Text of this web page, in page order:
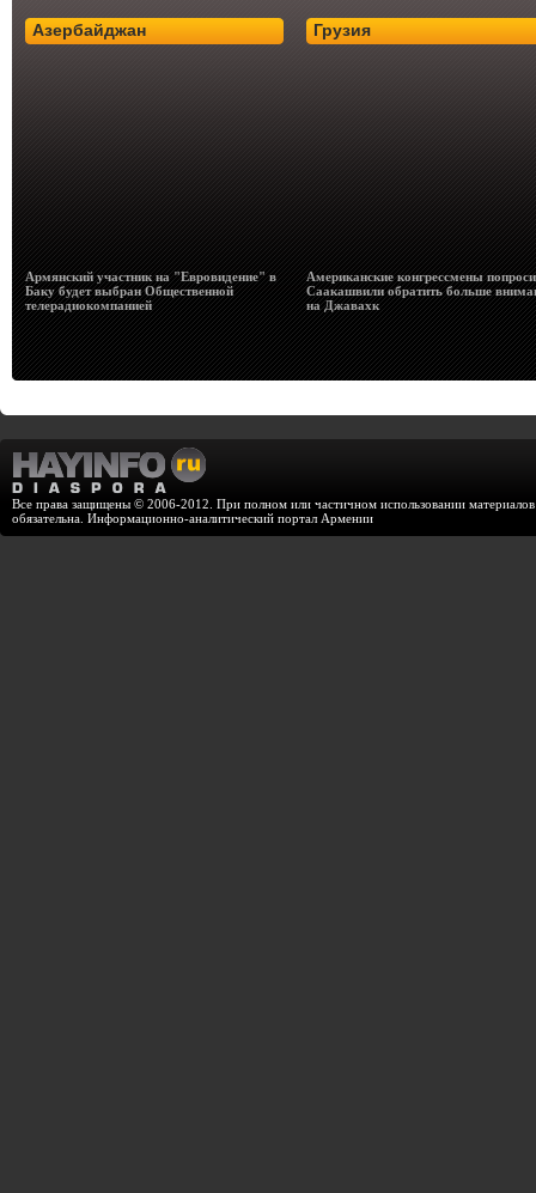
Азербайджан
Армянский участник на "Евровидение" в
Баку будет выбран Общественной
телерадиокомпанией
Грузия
Американские конгрессмены
Саакашвили обратить больше
на Джавахк
Все права защищены © 2006-2012. При полном или частичном использовании
обязательна. Информационно-аналитический портал Армении